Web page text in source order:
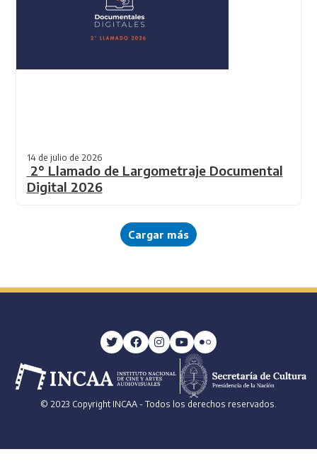
14 de julio de 2026
2° Llamado de Largometraje Documental
Digital 2026
Cargar más
© 2023 Copyright INCAA - Todos los derechos reservados.